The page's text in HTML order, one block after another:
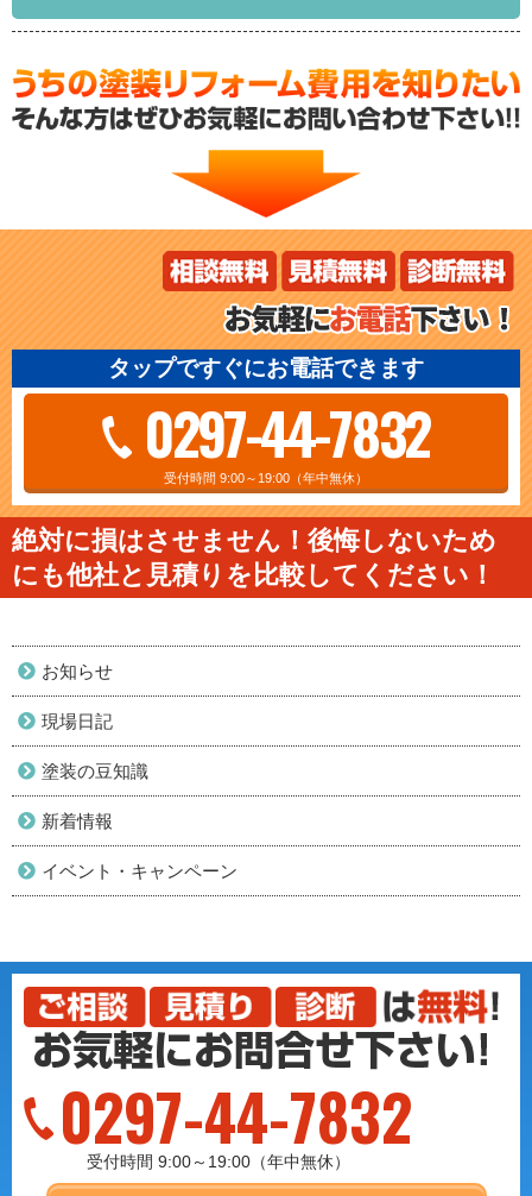
タップですぐにお電話できます
0297-44-7832
受付時間 9:00～19:00（年中無休）
絶対に損はさせません！後悔しないため
にも他社と見積りを比較してください！
お知らせ
現場日記
塗装の豆知識
新着情報
イベント・キャンペーン
0297-44-7832
受付時間 9:00～19:00（年中無休）